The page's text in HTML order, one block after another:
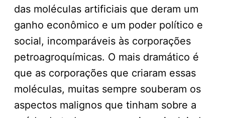
das moléculas artificiais que deram um
ganho econômico e um poder político e
social, incomparáveis às corporações
petroagroquímicas. O mais dramático é
que as corporações que criaram essas
moléculas, muitas sempre souberam os
aspectos malignos que tinham sobre a